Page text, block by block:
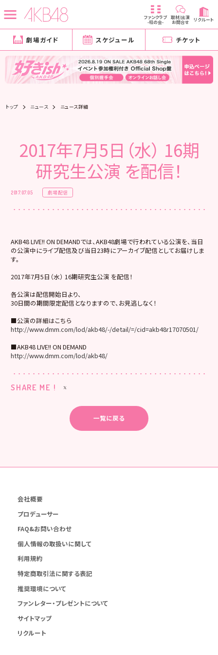
ファンクラブ
-柱の会-
取材/出演
お問合せ リクルート
劇場ガイド スケジュール チケット
トップ ニュース ニュース詳細
2017年7月5日（水） 16期
研究生公演 を配信！
2017.07.05 劇場配信
AKB48 LIVE!! ON DEMANDでは、AKB48劇場で行われている公演を、当日
の公演中にライブ配信及び当日23時にアーカイブ配信としてお届けしま
す。
2017年7月5日（水） 16期研究生公演 を配信！
各公演は配信開始日より、
30日間の期間限定配信となりますので、お見逃しなく！
■公演の詳細はこちら
http://www.dmm.com/lod/akb48/-/detail/=/cid=akb48r17070501/
■AKB48 LIVE!! ON DEMAND
http://www.dmm.com/lod/akb48/
SHARE ME !
一覧に戻る
会社概要
プロデューサー
FAQ&お問い合わせ
個人情報の取扱いに関して
利用規約
特定商取引法に関する表記
推奨環境について
ファンレター・プレゼントについて
サイトマップ
リクルート